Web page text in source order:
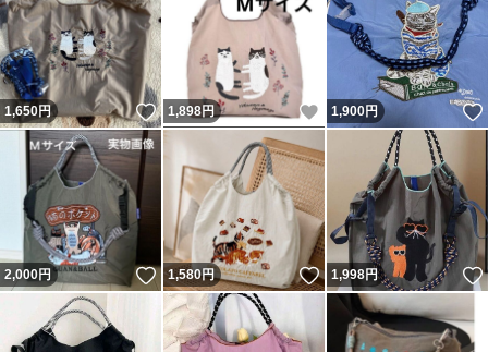
1,650円 いいね！
1,898円 いいね！
1,900円
2,000円 いいね！
1,580円 いいね！
1,998円